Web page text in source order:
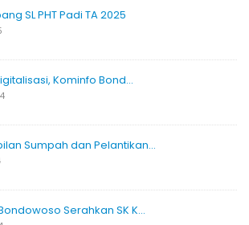
SL PHT Padi TA 2025
Kominfo Bond...
Sumpah dan Pelantikan...
Serahkan SK K...